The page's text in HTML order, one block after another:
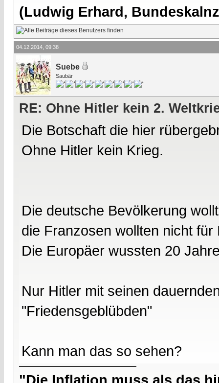
(Ludwig Erhard,
04.12.2014, 09:38
Suebe
Saubär
RE: Ohne Hitler kein 2.
Die Botschaft die hier
Ohne Hitler kein Krieg.
Die deutsche Bevölkerung
die Franzosen wollten nicht für
Die Europäer wussten 20
Nur Hitler mit seinen
"Friedensgeblübden"
Kann man das so sehen?